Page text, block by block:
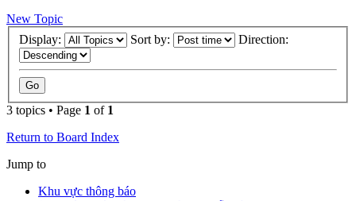
New Topic
Display:
Sort by: Direction:
3 topics • Page 1 of 1
Return to Board Index
Jump to
Khu vực thông báo